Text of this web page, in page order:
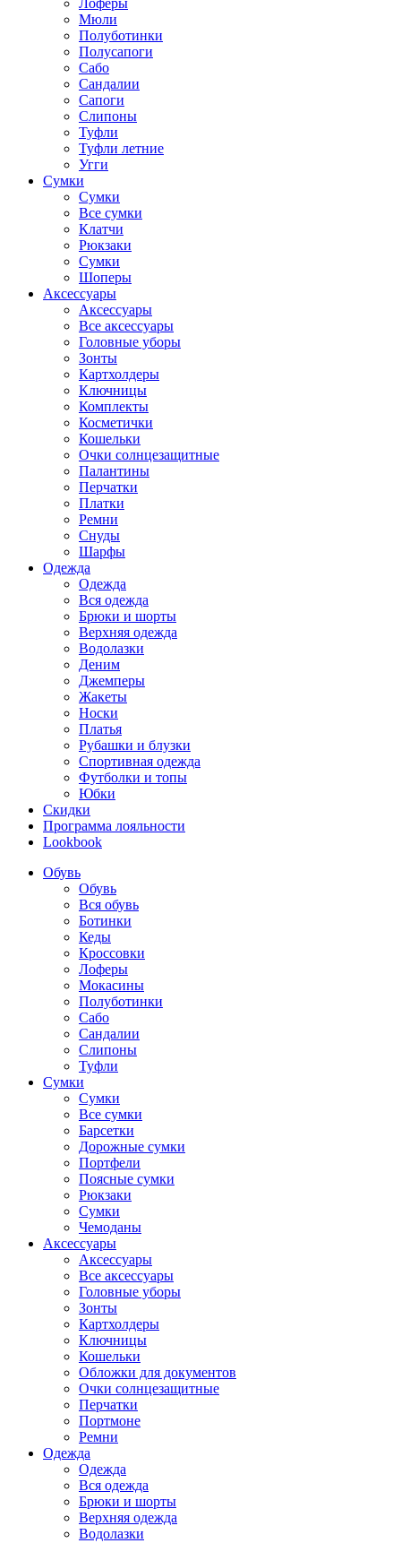
Лоферы
Мюли
Полуботинки
Полусапоги
Сабо
Сандалии
Сапоги
Слипоны
Туфли
Туфли летние
Угги
Сумки
Сумки
Все сумки
Клатчи
Рюкзаки
Сумки
Шоперы
Аксессуары
Аксессуары
Все аксессуары
Головные уборы
Зонты
Картхолдеры
Ключницы
Комплекты
Косметички
Кошельки
Очки солнцезащитные
Палантины
Перчатки
Платки
Ремни
Снуды
Шарфы
Одежда
Одежда
Вся одежда
Брюки и шорты
Верхняя одежда
Водолазки
Деним
Джемперы
Жакеты
Носки
Платья
Рубашки и блузки
Спортивная одежда
Футболки и топы
Юбки
Скидки
Программа лояльности
Lookbook
Обувь
Обувь
Вся обувь
Ботинки
Кеды
Кроссовки
Лоферы
Мокасины
Полуботинки
Сабо
Сандалии
Слипоны
Туфли
Сумки
Сумки
Все сумки
Барсетки
Дорожные сумки
Портфели
Поясные сумки
Рюкзаки
Сумки
Чемоданы
Аксессуары
Аксессуары
Все аксессуары
Головные уборы
Зонты
Картхолдеры
Ключницы
Кошельки
Обложки для документов
Очки солнцезащитные
Перчатки
Портмоне
Ремни
Одежда
Одежда
Вся одежда
Брюки и шорты
Верхняя одежда
Водолазки